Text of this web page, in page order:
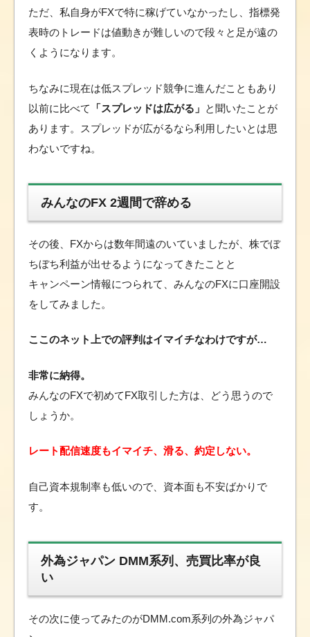
ただ、私自身がFXで特に稼げていなかったし、指標発
表時のトレードは値動きが難しいので段々と足が遠の
くようになります。
ちなみに現在は低スプレッド競争に進んだこともあり
以前に比べて
「スプレッドは広がる」 と聞いたことが
あります。スプレッドが広がるなら利用したいとは思
わないですね。
みんなのFX 2週間で辞める
その後、FXからは数年間遠のいていましたが、株でぼ
ちぼち利益が出せるようになってきたことと
キャンペーン情報につられて、みんなのFXに口座開設
をしてみました。
ここのネット上での評判はイマイチなわけですが…
非常に納得。
みんなのFXで初めてFX取引した方は、どう思うので
しょうか。
レート配信速度もイマイチ、滑る、約定しない。
自己資本規制率も低いので、資本面も不安ばかりで
す。
外為ジャパン DMM系列、売買比率が良
い
その次に使ってみたのがDMM.com系列の外為ジャパ